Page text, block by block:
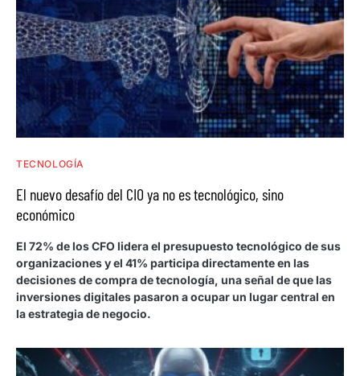
TECNOLOGÍA
El nuevo desafío del CIO ya no es tecnológico, sino
económico
El 72% de los CFO lidera el presupuesto tecnológico de sus
organizaciones y el 41% participa directamente en las
decisiones de compra de tecnología, una señal de que las
inversiones digitales pasaron a ocupar un lugar central en
la estrategia de negocio.